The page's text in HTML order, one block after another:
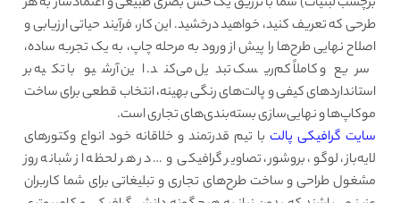
طرحی که تعریف کنید، خواهید درخشید. این کار، فرآیند حیاتی ارزیابی و
اصلاح نهایی طرح‌ها را پیش از ورود به مرحله چاپ، به یک تجربه ساده،
سریع و کاملاً کم‌ریسک تبدیل می‌کند. این آرشیو با تکیه بر
استانداردهای کیفی و پالت‌های رنگی بهینه، انتخاب قطعی برای ساخت
موکاپ‌ها و نهایی‌سازی بسته‌بندی‌های تجاری است.
سایت گرافیکی پالتبا تیم قدرتمند و خلاقانه خود انواع وکتورهای
لایه‌باز، لوگو، بروشور، تصاویر گرافیکی و … در هر لحظه از شبانه روز
مشغول طراحی و ساخت طرح‌های تجاری و تبلیغاتی برای شما کاربران